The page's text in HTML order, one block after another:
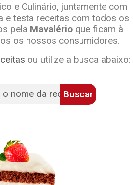
e Culinário, juntamente com
e testa receitas com todos os
pela Mavalério que ficam à
os nossos consumidores.
ou utilize a busca abaixo:
Buscar